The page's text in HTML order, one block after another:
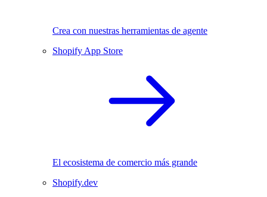
Crea con nuestras herramientas de agente
Shopify App Store
El ecosistema de comercio más grande
Shopify.dev